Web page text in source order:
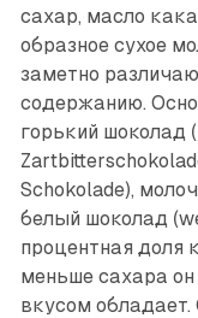
сахар, масло
образное сухое
заметно
содержанию.
горький шоколад
Schokolade),
белый шоколад
процентная доля
меньше сахара
вкусом обладает.